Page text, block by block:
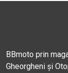
BBmoto prin
Gheorgheni și